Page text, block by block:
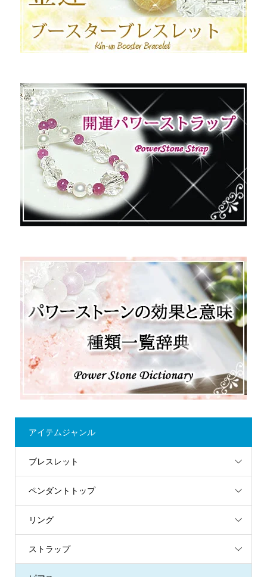
アイテムジャンル
ブレスレット
ペンダントトップ
リング
ストラップ